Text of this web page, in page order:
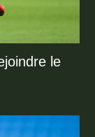
le